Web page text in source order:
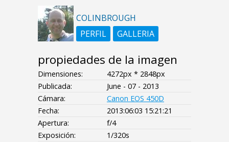
COLINBROUGH
PERFIL
GALLERIA
propiedades de la imagen
Dimensiones:
4272px * 2848px
Publicada:
June - 07 - 2013
Cámara:
Canon EOS 450D
Fecha:
2013:06:03 15:21:21
Apertura:
f/4
Exposición:
1/320s